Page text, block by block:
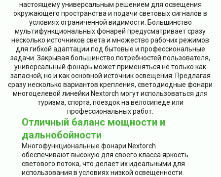
настоящему универсальным решением для освещения
окружающего пространства и подачи световых сигналов в
условиях ограниченной видимости. Большинство
мультифункциональных фонарей предусматривает сразу
несколько источников света и множество рабочих режимов
для гибкой адаптации под бытовые и профессиональные
задачи. Закрывая большинство потребностей пользователя,
универсальный фонарь может применяться не только как
запасной, но и как основной источник освещения. Предлагая
сразу несколько вариантов крепления, светодиодные фонари
многоцелевой линейки Nextorch могут использоваться для
туризма, спорта, поездок на велосипеде или
профессиональных работ.
Отличный баланс мощности и
дальнобойности
Многофункциональные фонари Nextorch
обеспечивают высокую для своего класса яркость
светового потока, что делает их идеальными для
использования в условиях низкой освещенности.